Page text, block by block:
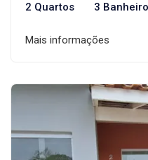
2 Quartos 3
Mais informações